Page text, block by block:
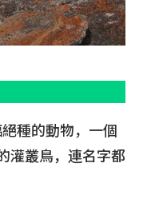
種的動物，一個
叢鳥，連名字都